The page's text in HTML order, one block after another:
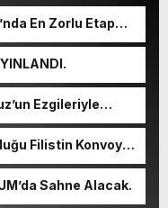
En Zorlu Etap
Ezgileriyle
Filistin Konvoyu,
Sahne Alacak.